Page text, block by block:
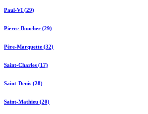
Paul-VI (29)
Pierre-Boucher (29)
Père-Marquette (32)
Saint-Charles (17)
Saint-Denis (28)
Saint-Mathieu (20)